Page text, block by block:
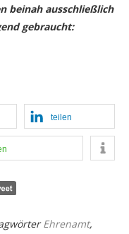
beinah ausschließlich
gebraucht:
teilen
Ehrenamt,